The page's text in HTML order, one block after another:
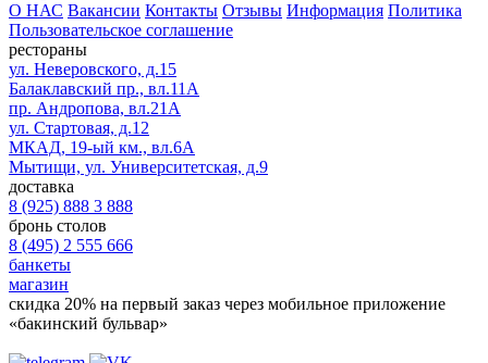
О НАС Вакансии Контакты Отзывы Информация Политика
Пользовательское соглашение
рестораны
ул. Неверовского, д.15
Балаклавский пр., вл.11А
пр. Андропова, вл.21А
ул. Стартовая, д.12
МКАД, 19-ый км., вл.6А
Мытищи, ул. Университетская, д.9
доставка
8 (925) 888 3 888
бронь столов
8 (495) 2 555 666
банкеты
магазин
скидка 20% на первый заказ через мобильное приложение
«бакинский бульвар»